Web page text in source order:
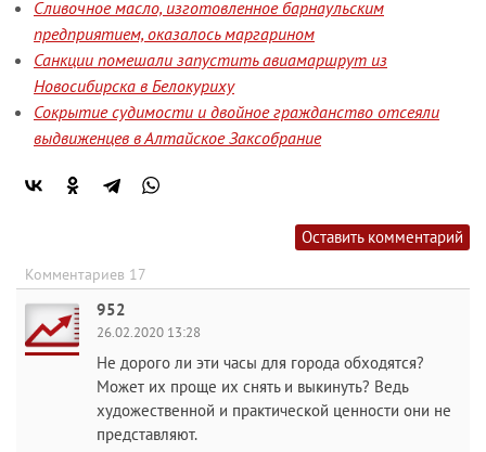
Сливочное масло, изготовленное барнаульским
предприятием, оказалось маргарином
Санкции помешали запустить авиамаршрут из
Новосибирска в Белокуриху
Сокрытие судимости и двойное гражданство отсеяли
выдвиженцев в Алтайское Заксобрание
Оставить комментарий
Комментариев 17
952
26.02.2020 13:28
Не дорого ли эти часы для города обходятся?
Может их проще их снять и выкинуть? Ведь
художественной и практической ценности они не
представляют.